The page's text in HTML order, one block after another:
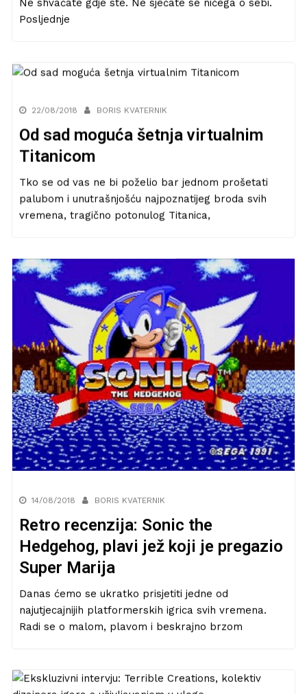
Ne shvaćate gdje ste. Ne sjećate se ničega o sebi.
Posljednje
22/08/2018 BORIS KVATERNIK
Od sad moguća šetnja virtualnim
Titanicom
Tko se od vas ne bi poželio bar jednom prošetati
palubom i unutrašnjošću najpoznatijeg broda svih
vremena, tragično potonulog Titanica,
14/08/2018 BORIS KVATERNIK
Retro recenzija: Sonic the
Hedgehog, plavi jež koji je pregazio
Super Marija
Danas ćemo se ukratko prisjetiti jedne od
najutjecajnijih platformerskih igrica svih vremena.
Radi se o malom, plavom i beskrajno brzom